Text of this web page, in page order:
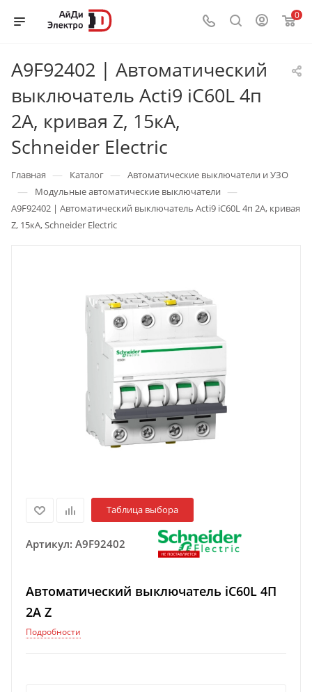
0
A9F92402 | Автоматический
выключатель Acti9 iC60L 4п
2А, кривая Z, 15кА,
Schneider Electric
Главная — Каталог — Автоматические выключатели и УЗО
— Модульные автоматические выключатели —
A9F92402 | Автоматический выключатель Acti9 iC60L 4п 2А, кривая
Z, 15кА, Schneider Electric
Таблица выбора
Артикул: A9F92402
Автоматический выключатель iC60L 4П
2A Z
Подробности